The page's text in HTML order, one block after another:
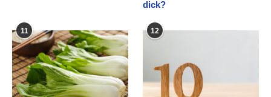
dick?
11 12